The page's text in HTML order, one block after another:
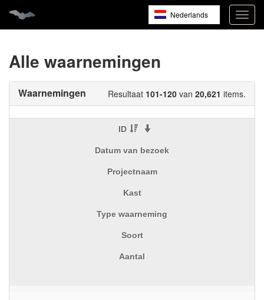
Nederlands
Alle waarnemingen
Resultaat 101-120 van 20,621 items.
Waarnemingen
ID
Datum van bezoek
Projectnaam
Kast
Type waarneming
Soort
Aantal